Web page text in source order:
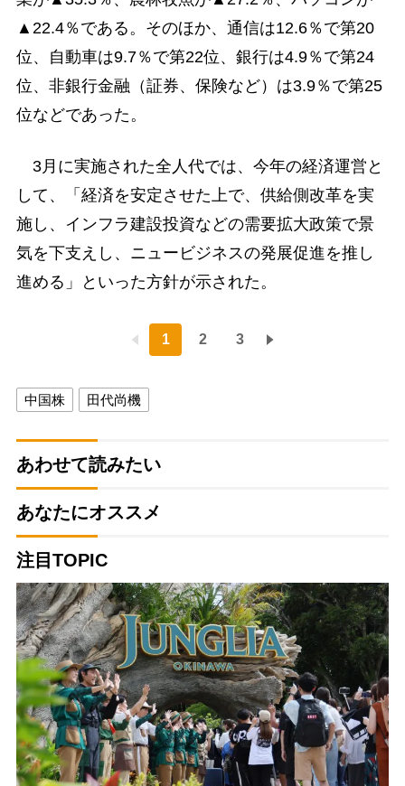
▲22.4％である。そのほか、通信は12.6％で第20
位、自動車は9.7％で第22位、銀行は4.9％で第24
位、非銀行金融（証券、保険など）は3.9％で第25
位などであった。
3月に実施された全人代では、今年の経済運営と
して、「経済を安定させた上で、供給側改革を実
施し、インフラ建設投資などの需要拡大政策で景
気を下支えし、ニュービジネスの発展促進を推し
進める」といった方針が示された。
1 2 3
中国株 田代尚機
あわせて読みたい
あなたにオススメ
注目TOPIC